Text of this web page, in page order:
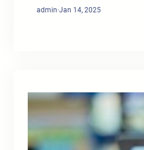
admin·Jan 14, 2025